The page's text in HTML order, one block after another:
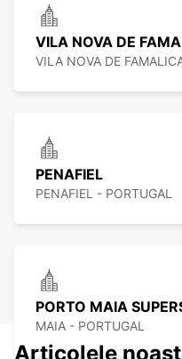
VILA NOVA DE
VILA NOVA DE
PENAFIEL
PENAFIEL - PORTUGAL
PORTO MAIA
MAIA - PORTUGAL
Articolele